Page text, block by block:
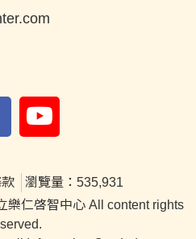
瀏覽量：535,931
樂仁啓智中心 All content rights